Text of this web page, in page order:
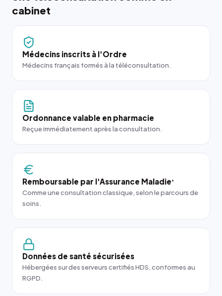
cabinet
Médecins inscrits à l'Ordre
Médecins français formés à la téléconsultation.
Ordonnance valable en pharmacie
Reçue immédiatement après la consultation.
Remboursable par l'Assurance Maladie*
Comme une consultation classique, selon le parcours de
soins.
Données de santé sécurisées
Hébergées sur des serveurs certifiés HDS, conformes au
RGPD.